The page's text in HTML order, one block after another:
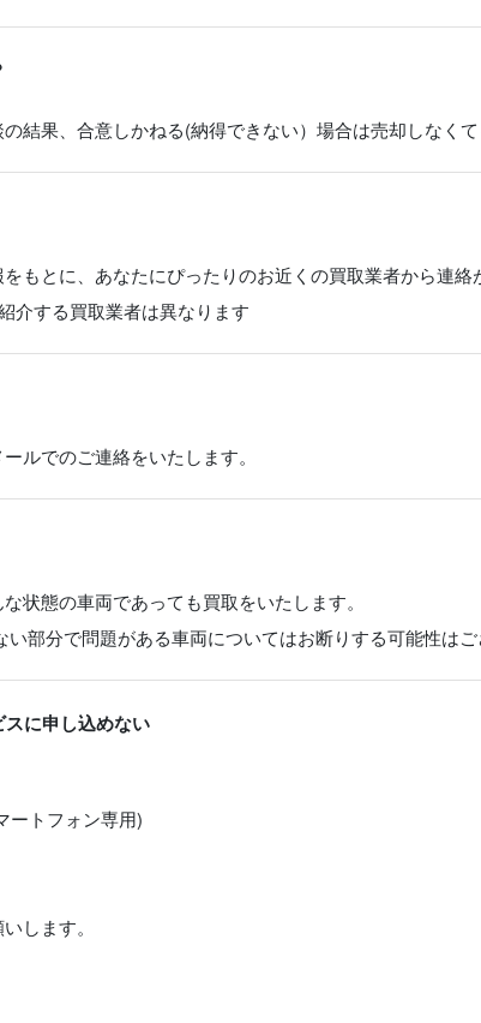
結果、合意しかねる(納得できない）場合は売却しなくて
もとに、あなたにぴったりのお近くの買取業者から連絡
介する買取業者は異なります
ルでのご連絡をいたします。
状態の車両であっても買取をいたします。
部分で問題がある車両についてはお断りする可能性はご
に申し込めない
ートフォン専用)
します。